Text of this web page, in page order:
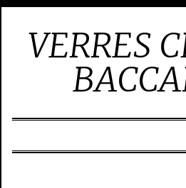
VERRES